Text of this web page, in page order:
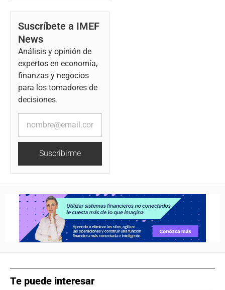
Suscríbete a IMEF
News
Análisis y opinión de
expertos en economía,
finanzas y negocios
para los tomadores de
decisiones.
Suscribirme
Te puede interesar